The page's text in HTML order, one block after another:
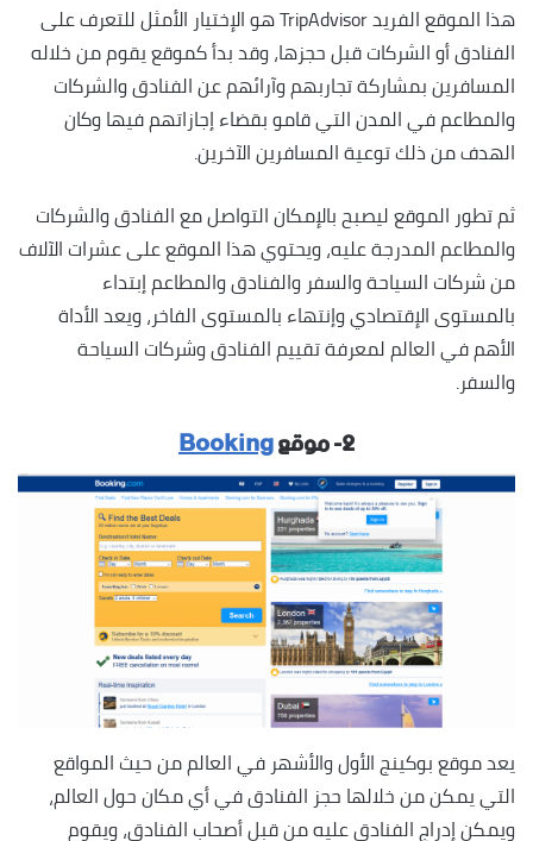
هذا الموقع الفريد TripAdvisor هو الإختيار الأمثل للتعرف على
الفنادق أو الشركات قبل حجزها، وقد بدأ كموقع يقوم من خلاله
المسافرين بمشاركة تجاربهم وآرائهم عن الفنادق والشركات
والمطاعم في المدن التي قامو بقضاء إجازاتهم فيها وكان
الهدف من ذلك توعية المسافرين الآخرين.
ثم تطور الموقع ليصبح بالإمكان التواصل مع الفنادق والشركات
والمطاعم المدرجة عليه، ويحتوي هذا الموقع على عشرات الآلاف
من شركات السياحة والسفر والفنادق والمطاعم إبتداء
بالمستوى الإقتصادي وإنتهاء بالمستوى الفاخر، ويعد الأداة
الأهم في العالم لمعرفة تقييم الفنادق وشركات السياحة
والسفر.
٢- موقع Booking
يعد موقع بوكينج الأول والأشهر في العالم من حيث المواقع
التي يمكن من خلالها حجز الفنادق في أي مكان حول العالم،
ويمكن إدراج الفنادق عليه من قبل أصحاب الفنادق، ويقوم